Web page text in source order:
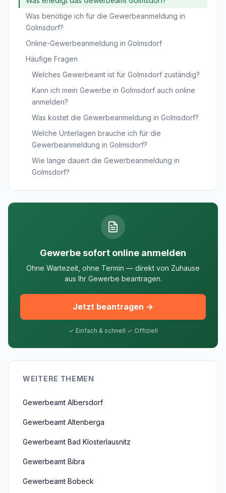
Was benötige ich für die Gewerbeanmeldung in
Golmsdorf?
Online-Gewerbeanmeldung in Golmsdorf
Häufige Fragen
Welches Gewerbeamt ist für Golmsdorf zuständig?
Kann ich mein Gewerbe in Golmsdorf auch online
anmelden?
Was kostet die Gewerbeanmeldung in Golmsdorf?
Welche Unterlagen brauche ich für die
Gewerbeanmeldung in Golmsdorf?
Wie lange dauert die Gewerbeanmeldung in
Golmsdorf?
Gewerbe sofort online anmelden
Ohne Wartezeit, ohne Termin — direkt von Zuhause
aus Ihr Gewerbe beantragen.
Jetzt beantragen →
✓ Einfach & schnell ✓ Offiziell
WEITERE THEMEN
Gewerbeamt Albersdorf
Gewerbeamt Altenberga
Gewerbeamt Bad Klosterlausnitz
Gewerbeamt Bibra
Gewerbeamt Bobeck